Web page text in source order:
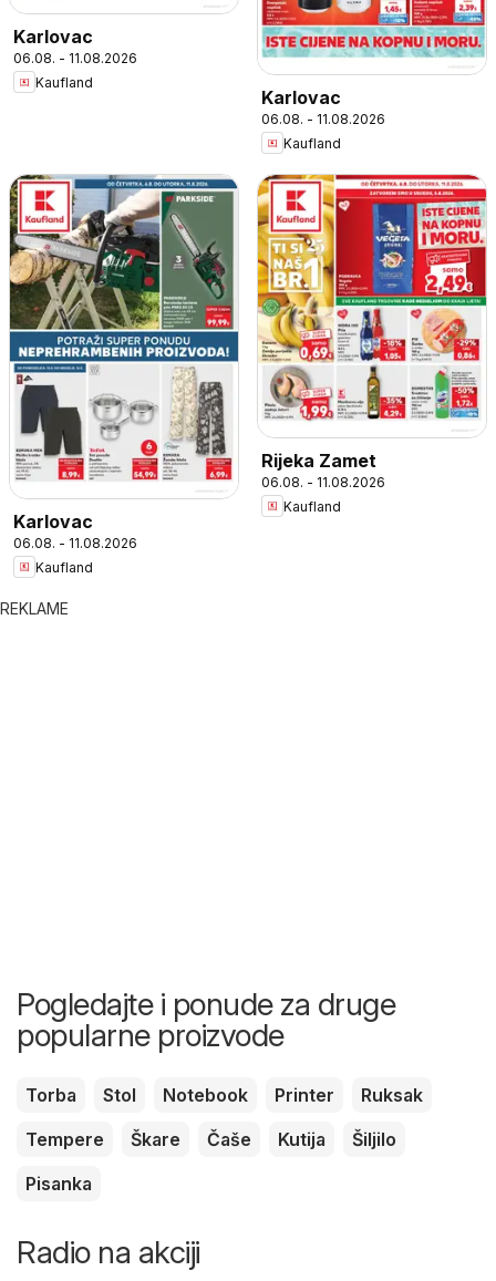
Karlovac
06.08. - 11.08.2026
Kaufland
Karlovac
06.08. - 11.08.2026
Kaufland
Karlovac
06.08. - 11.08.2026
Kaufland
Rijeka Zamet
06.08. - 11.08.2026
Kaufland
REKLAME
Pogledajte i ponude za druge
popularne proizvode
Torba Stol Notebook Printer
Ruksak
Tempere
Škare Čaše Kutija
Šiljilo
Pisanka
Radio na akciji